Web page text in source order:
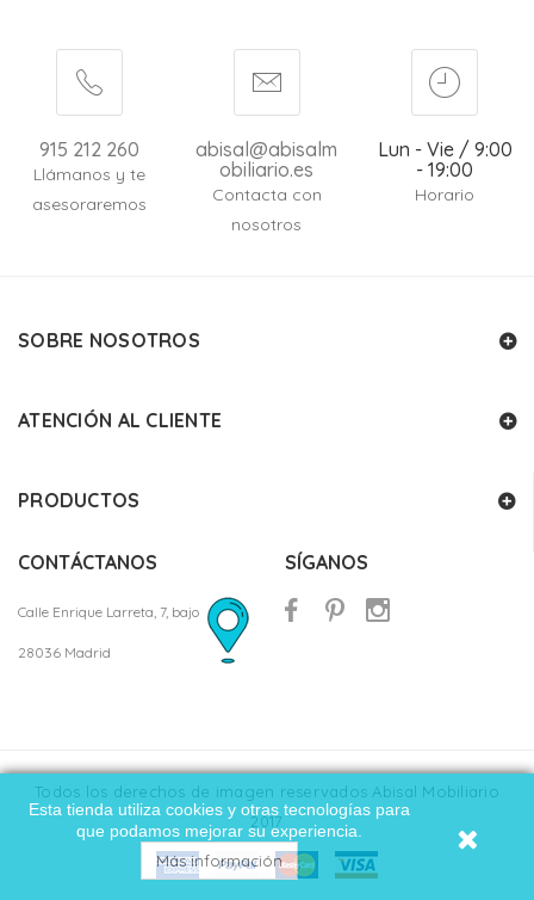
Esta tienda utiliza cookies y otras tecnologías para
que podamos mejorar su experiencia.
Más información
915 212 260
Llámanos y te
asesoraremos
abisal@abisalm
obiliario.es
Contacta con
nosotros
Lun - Vie / 9:00
- 19:00
Horario
SOBRE NOSOTROS
ATENCIÓN AL CLIENTE
PRODUCTOS
CONTÁCTANOS
Calle Enrique Larreta, 7, bajo
28036 Madrid
SÍGANOS
Todos los derechos de imagen reservados Abisal Mobiliario
2017